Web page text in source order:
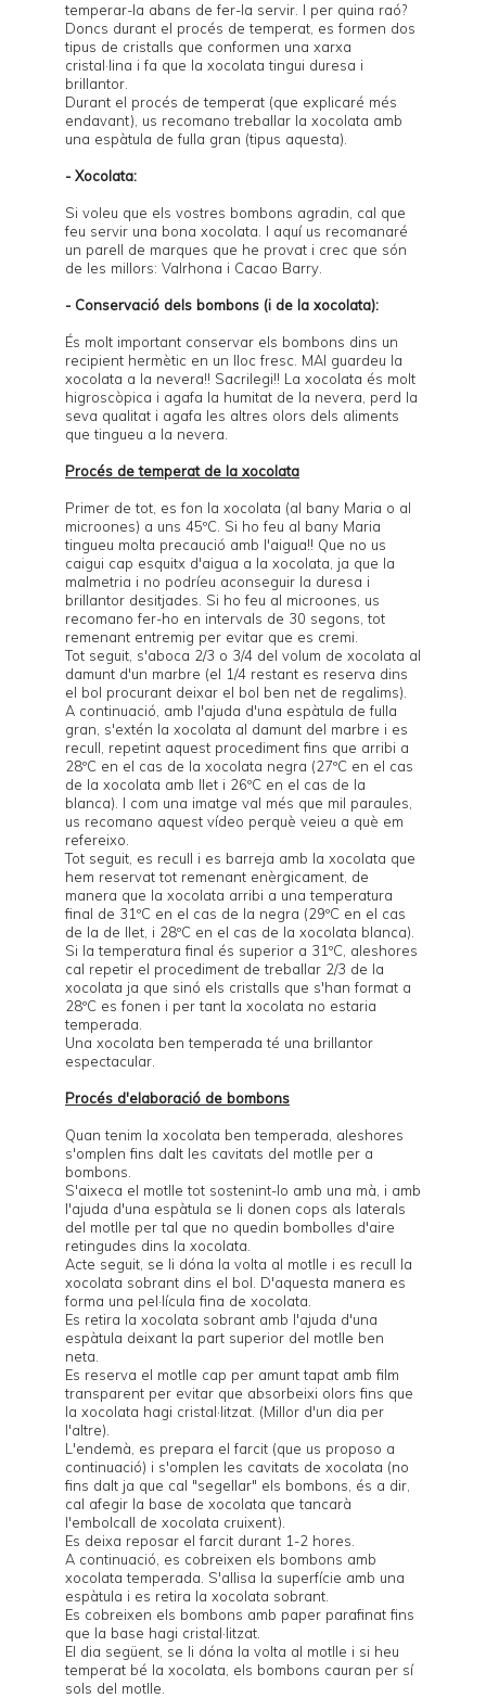
temperar-la abans de fer-la servir. I per quina raó?
Doncs durant el procés de temperat, es formen dos
tipus de cristalls que conformen una xarxa
cristal·lina i fa que la xocolata tingui duresa i
brillantor.
Durant el procés de temperat (que explicaré més
endavant), us recomano treballar la xocolata amb
una espàtula de fulla gran (tipus aquesta).
- Xocolata:
Si voleu que els vostres bombons agradin, cal que
feu servir una bona xocolata. I aquí us recomanaré
un parell de marques que he provat i crec que són
de les millors: Valrhona i Cacao Barry
- Conservació dels bombons (i de la xocolata):
És molt important conservar els bombons dins un
recipient hermètic en un lloc fresc. MAI guardeu la
xocolata a la nevera!! Sacrilegi!! La xocolata és molt
higroscòpica i agafa la humitat de la nevera, perd la
seva qualitat i agafa les altres olors dels aliments
que tingueu a la nevera.
Procés de temperat de la xocolata
Primer de tot, es fon la xocolata (al bany Maria o al
microones) a uns 45ºC. Si ho feu al bany Maria
tingueu molta precaució amb l'aigua!! Que no us
caigui cap esquitx d'aigua a la xocolata, ja que la
malmetria i no podríeu aconseguir la duresa i
brillantor desitjades. Si ho feu al microones, us
recomano fer-ho en intervals de 30 segons, tot
remenant entremig per evitar que es cremi.
Tot seguit, s'aboca 2/3 o 3/4 del volum de xocolata al
damunt d'un marbre (el 1/4 restant es reserva dins
el bol procurant deixar el bol ben net de regalims).
A continuació, amb l'ajuda d'una espàtula de fulla
gran, s'extén la xocolata al damunt del marbre i es
recull, repetint aquest procediment fins que arribi a
28ºC en el cas de la xocolata negra (27ºC en el cas
de la xocolata amb llet i 26ºC en el cas de la
blanca). I com una imatge val més que mil paraules,
us recomano aquest vídeo perquè veieu a què em
refereixo.
Tot seguit, es recull i es barreja amb la xocolata que
hem reservat tot remenant enèrgicament, de
manera que la xocolata arribi a una temperatura
final de 31ºC en el cas de la negra (29ºC en el cas
de la de llet, i 28ºC en el cas de la xocolata blanca).
Si la temperatura final és superior a 31ºC, aleshores
cal repetir el procediment de treballar 2/3 de la
xocolata ja que sinó els cristalls que s'han format a
28ºC es fonen i per tant la xocolata no estaria
temperada.
Una xocolata ben temperada té una brillantor
espectacular.
Procés d'elaboració de bombons
Quan tenim la xocolata ben temperada, aleshores
s'omplen fins dalt les cavitats del motlle per a
bombons.
S'aixeca el motlle tot sostenint-lo amb una mà, i amb
l'ajuda d'una espàtula se li donen cops als laterals
del motlle per tal que no quedin bombolles d'aire
retingudes dins la xocolata.
Acte seguit, se li dóna la volta al motlle i es recull la
xocolata sobrant dins el bol. D'aquesta manera es
forma una pel·lícula fina de xocolata.
Es retira la xocolata sobrant amb l'ajuda d'una
espàtula deixant la part superior del motlle ben
neta.
Es reserva el motlle cap per amunt tapat amb film
transparent per evitar que absorbeixi olors fins que
la xocolata hagi cristal·litzat. (Millor d'un dia per
l'altre).
L'endemà, es prepara el farcit (que us proposo a
continuació) i s'omplen les cavitats de xocolata (no
fins dalt ja que cal "segellar" els bombons, és a dir,
cal afegir la base de xocolata que tancarà
l'embolcall de xocolata cruixent).
Es deixa reposar el farcit durant 1-2 hores.
A continuació, es cobreixen els bombons amb
xocolata temperada. S'allisa la superfície amb una
espàtula i es retira la xocolata sobrant.
Es cobreixen els bombons amb paper parafinat fins
que la base hagi cristal·litzat.
El dia següent, se li dóna la volta al motlle i si heu
temperat bé la xocolata, els bombons cauran per sí
sols del motlle.